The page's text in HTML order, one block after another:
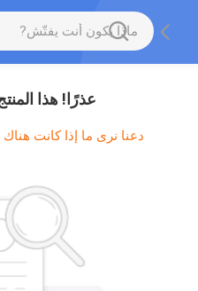
عذرًا! هذا
دعنا نرى ما إذا كانت